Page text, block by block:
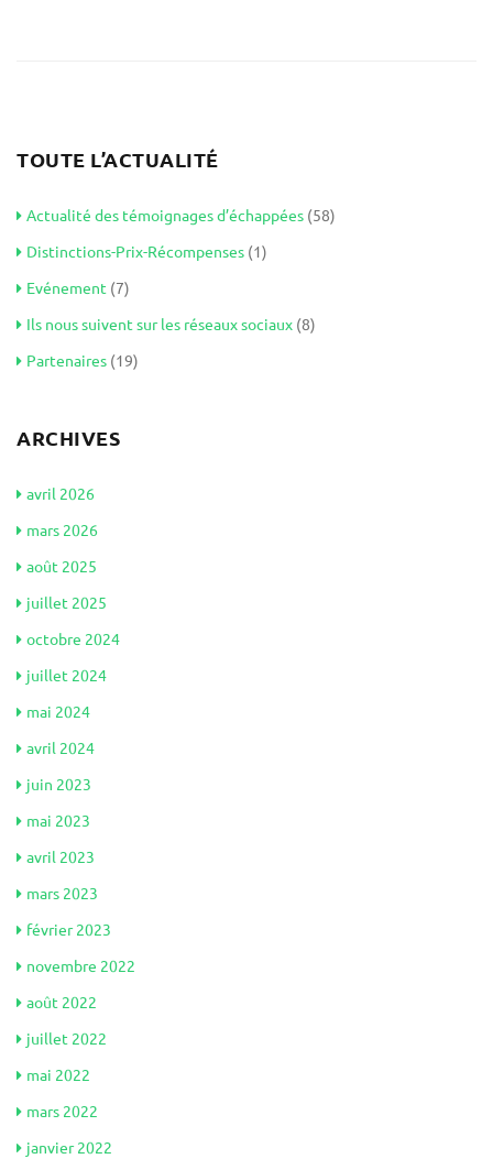
TOUTE L’ACTUALITÉ
Actualité des témoignages d’échappées (58)
Distinctions-Prix-Récompenses (1)
Evénement (7)
Ils nous suivent sur les réseaux sociaux (8)
Partenaires (19)
ARCHIVES
avril 2026
mars 2026
août 2025
juillet 2025
octobre 2024
juillet 2024
mai 2024
avril 2024
juin 2023
mai 2023
avril 2023
mars 2023
février 2023
novembre 2022
août 2022
juillet 2022
mai 2022
mars 2022
janvier 2022